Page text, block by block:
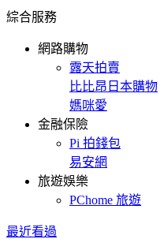
綜合服務
網路購物
露天拍賣
比比昂日本購物
媽咪愛
金融保險
Pi 拍錢包
易安網
旅遊娛樂
PChome 旅遊
最近看過